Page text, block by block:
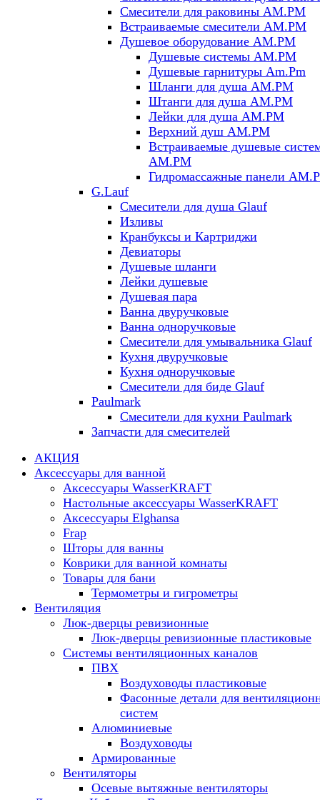
Смесители для раковины AM.PM
Встраиваемые смесители AM.PM
Душевое оборудование AM.PM
Душевые системы AM.PM
Душевые гарнитуры Am.Pm
Шланги для душа AM.PM
Штанги для душа AM.PM
Лейки для душа AM.PM
Верхний душ AM.PM
Встраиваемые душевые
AM.PM
Гидромассажные панели
G.Lauf
Смесители для душа Glauf
Изливы
Кранбуксы и Картриджи
Девиаторы
Душевые шланги
Лейки душевые
Душевая пара
Ванна двуручковые
Ванна одноручковые
Смесители для умывальника Glauf
Кухня двуручковые
Кухня одноручковые
Смесители для биде Glauf
Paulmark
Смесители для кухни Paulmark
Запчасти для смесителей
АКЦИЯ
Аксессуары для ванной
Аксессуары WasserKRAFT
Настольные аксессуары WasserKRAFT
Аксессуары Elghansa
Frap
Шторы для ванны
Коврики для ванной комнаты
Товары для бани
Термометры и гигрометры
Вентиляция
Люк-дверцы ревизионные
Люк-дверцы ревизионные пластиковые
Системы вентиляционных каналов
ПВХ
Воздуховоды пластиковые
Фасонные детали для
систем
Алюминиевые
Воздуховоды
Армированные
Вентиляторы
Осевые вытяжные вентиляторы